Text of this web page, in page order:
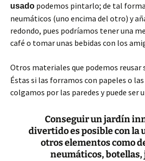
usado podemos pintarlo; de tal
neumáticos (uno encima del otro) y
redondo, pues podríamos tener una
café o tomar unas bebidas con los
Otros materiales que podemos reusar
Éstas si las forramos con papeles o
colgamos por las paredes y puede ser
Conseguir un jardín
divertido es posible con la
otros elementos como
neumáticos,